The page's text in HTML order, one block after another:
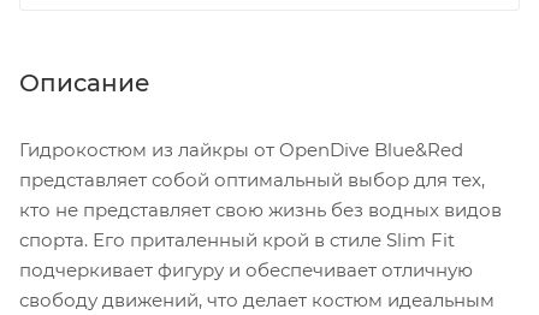
Описание
Гидрокостюм из лайкры от OpenDive Blue&Red
представляет собой оптимальный выбор для тех,
кто не представляет свою жизнь без водных видов
спорта. Его приталенный крой в стиле Slim Fit
подчеркивает фигуру и обеспечивает отличную
свободу движений, что делает костюм идеальным